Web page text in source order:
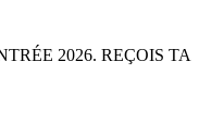
2026. REÇOIS TA